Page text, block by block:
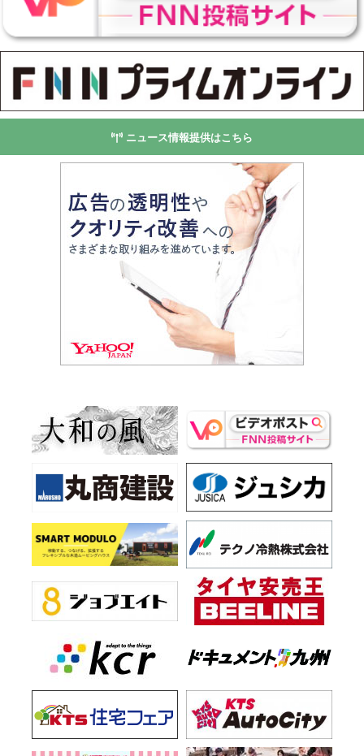
ニュース情報提供はこちら